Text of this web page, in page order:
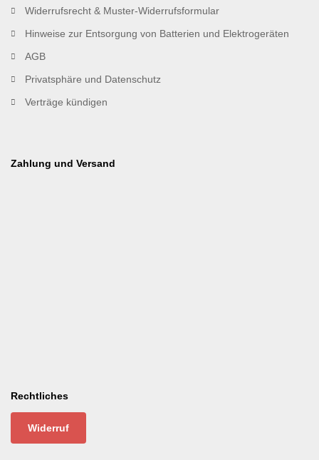
Widerrufsrecht & Muster-Widerrufsformular
Hinweise zur Entsorgung von Batterien und Elektrogeräten
AGB
Privatsphäre und Datenschutz
Verträge kündigen
Zahlung und Versand
Rechtliches
Widerruf